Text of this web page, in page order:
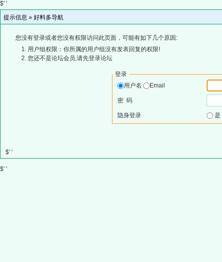
$' '
提示信息 » 好料多导航
您没有登录或者您没有权限访问此页面，可能有如下几个原因:
用户组权限：你所属的用户组没有发表回复的权限!
您还不是论坛会员,请先登录论坛
登录
用户名
Email
密 码
隐身登录
$' '
$' '